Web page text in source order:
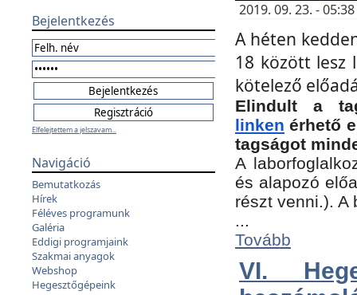
Bejelentkezés
Elfelejtettem a jelszavam...
Navigáció
Bemutatkozás
Hírek
Féléves programunk
Galéria
Eddigi programjaink
Szakmai anyagok
Webshop
Hegesztőgépeink
2019. 09. 23. -
A héten
18 között lesz
kötelező
Elindult a
linken érhető
tagságot
A
és alapozó
részt venni.).
...
Tovább
VI.